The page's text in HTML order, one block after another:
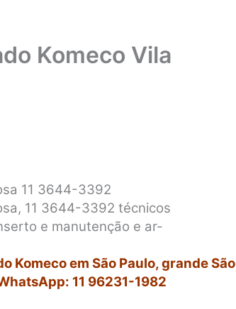
Komeco Vila
11 3644-3392
11 3644-3392 técnicos
e manutenção e ar-
em São Paulo, grande São
11 96231-1982